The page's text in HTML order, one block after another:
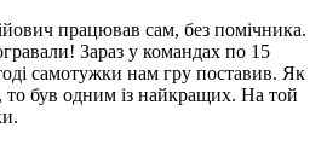
працював сам, без помічника.
Зараз у командах по 15
самотужки нам гру поставив. Як
то був одним із найкращих. На той